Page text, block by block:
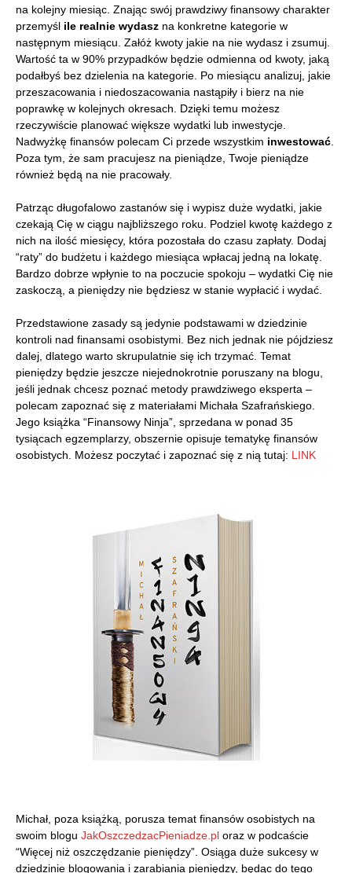
na kolejny miesiąc. Znając swój prawdziwy finansowy charakter
przemyśl ile realnie wydasz na konkretne kategorie w
następnym miesiącu. Załóż kwoty jakie na nie wydasz i zsumuj.
Wartość ta w 90% przypadków będzie odmienna od kwoty, jaką
podałbyś bez dzielenia na kategorie. Po miesiącu analizuj, jakie
przeszacowania i niedoszacowania nastąpiły i bierz na nie
poprawkę w kolejnych okresach. Dzięki temu możesz
rzeczywiście planować większe wydatki lub inwestycje.
Nadwyżkę finansów polecam Ci przede wszystkim inwestować
Poza tym, że sam pracujesz na pieniądze, Twoje pieniądze
również będą na nie pracowały.
Patrząc długofalowo zastanów się i wypisz duże wydatki, jakie
czekają Cię w ciągu najbliższego roku. Podziel kwotę każdego z
nich na ilość miesięcy, która pozostała do czasu zapłaty. Dodaj
“raty” do budżetu i każdego miesiąca wpłacaj jedną na lokatę.
Bardzo dobrze wpłynie to na poczucie spokoju – wydatki Cię nie
zaskoczą, a pieniędzy nie będziesz w stanie wypłacić i wydać.
Przedstawione zasady są jedynie podstawami w dziedzinie
kontroli nad finansami osobistymi. Bez nich jednak nie pójdziesz
dalej, dlatego warto skrupulatnie się ich trzymać. Temat
pieniędzy będzie jeszcze niejednokrotnie poruszany na blogu,
jeśli jednak chcesz poznać metody prawdziwego eksperta –
polecam zapoznać się z materiałami Michała Szafrańskiego.
Jego książka “Finansowy Ninja”, sprzedana w ponad 35
tysiącach egzemplarzy, obszernie opisuje tematykę finansów
osobistych. Możesz poczytać i zapoznać się z nią tutaj: LINK
Michał, poza książką, porusza temat finansów osobistych na
swoim blogu JakOszczedzacPieniadze.pl oraz w podcaście
“Więcej niż oszczędzanie pieniędzy”. Osiąga duże sukcesy w
dziedzinie blogowania i zarabiania pieniędzy, będąc do tego